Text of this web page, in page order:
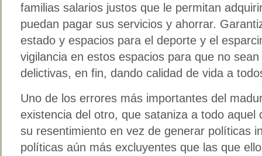
familias salarios justos que le permitan
puedan pagar sus servicios y ahorrar.
estado y espacios para el deporte y el
vigilancia en estos espacios para que no
delictivas, en fin, dando calidad de vida a
Uno de los errores más importantes del
existencia del otro, que sataniza a todo aquel
su resentimiento en vez de generar políticas
políticas aún más excluyentes que las que